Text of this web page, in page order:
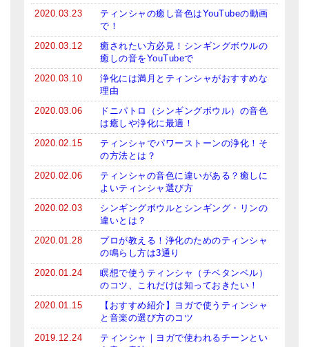
ビギナー講師・養成講座
アマナマナとは
About Us
メールお便り登録
LINEお友だち登録
2020.03.23
ティンシャの癒し音色はYouTubeの動画
で！
2020.03.12
癒されたい方必見！シンギングボウルの
癒しの音をYouTubeで
2020.03.10
浄化には満月とティンシャがおすすめな
理由
2020.03.06
ドニパトロ（シンギングボウル）の音色
は癒しや浄化に最適！
2020.02.15
ティンシャでパワーストーンの浄化！そ
の方法とは？
2020.02.06
ティンシャの音色に違いがある？癒しに
よいティンシャ選び方
2020.02.03
シンギングボウルとシンギング・リンの
違いとは？
2020.01.28
プロが教える！浄化のためのティンシャ
の鳴らし方は3通り
2020.01.24
瞑想で使うティンシャ（チベタンベル）
のコツ、これだけは知っておきたい！
2020.01.15
【おすすめ紹介】ヨガで使うティンシャ
と音楽の選び方のコツ
2019.12.24
ティンシャ｜ヨガで使われるチーンとい